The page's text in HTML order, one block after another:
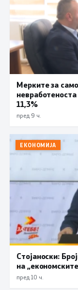
Мерките за
11,3%
пред 9 ч.
ЕКОНОМИЈА
Стојаноски:
на
пред 10 ч.